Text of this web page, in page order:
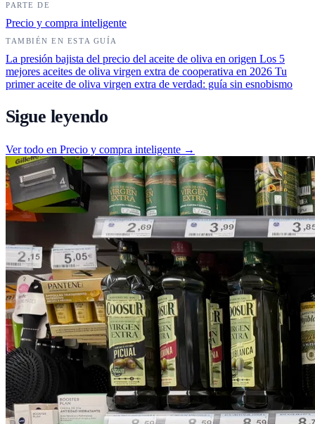
PARTE DE
Precio y compra inteligente
TAMBIÉN EN ESTA GUÍA
La presión bajista del precio del aceite de oliva en origen Los 5
mejores aceites de oliva virgen extra de cooperativa en 2026 Tu
primer aceite de oliva virgen extra de verdad: guía sin esnobismo
Sigue leyendo
Ver todo en Precio y compra inteligente →